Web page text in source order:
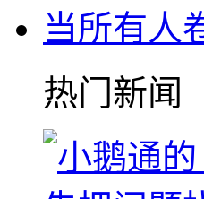
当所有人
热门新闻